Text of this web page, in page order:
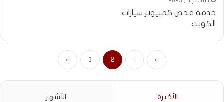
خدمة فحص كمبيوتر سيارات
الكويت
«
2
3
»
الأخيرة الأشهر